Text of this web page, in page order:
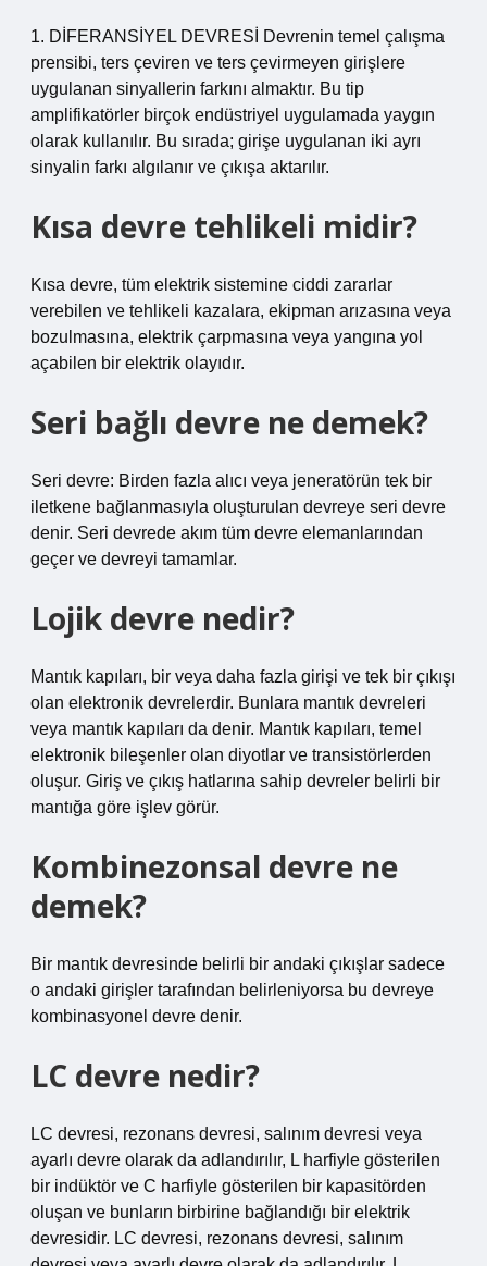
1. DİFERANSİYEL DEVRESİ Devrenin temel çalışma
prensibi, ters çeviren ve ters çevirmeyen girişlere
uygulanan sinyallerin farkını almaktır. Bu tip
amplifikatörler birçok endüstriyel uygulamada yaygın
olarak kullanılır. Bu sırada; girişe uygulanan iki ayrı
sinyalin farkı algılanır ve çıkışa aktarılır.
Kısa devre tehlikeli midir?
Kısa devre, tüm elektrik sistemine ciddi zararlar
verebilen ve tehlikeli kazalara, ekipman arızasına veya
bozulmasına, elektrik çarpmasına veya yangına yol
açabilen bir elektrik olayıdır.
Seri bağlı devre ne demek?
Seri devre: Birden fazla alıcı veya jeneratörün tek bir
iletkene bağlanmasıyla oluşturulan devreye seri devre
denir. Seri devrede akım tüm devre elemanlarından
geçer ve devreyi tamamlar.
Lojik devre nedir?
Mantık kapıları, bir veya daha fazla girişi ve tek bir çıkışı
olan elektronik devrelerdir. Bunlara mantık devreleri
veya mantık kapıları da denir. Mantık kapıları, temel
elektronik bileşenler olan diyotlar ve transistörlerden
oluşur. Giriş ve çıkış hatlarına sahip devreler belirli bir
mantığa göre işlev görür.
Kombinezonsal devre ne
demek?
Bir mantık devresinde belirli bir andaki çıkışlar sadece
o andaki girişler tarafından belirleniyorsa bu devreye
kombinasyonel devre denir.
LC devre nedir?
LC devresi, rezonans devresi, salınım devresi veya
ayarlı devre olarak da adlandırılır, L harfiyle gösterilen
bir indüktör ve C harfiyle gösterilen bir kapasitörden
oluşan ve bunların birbirine bağlandığı bir elektrik
devresidir. LC devresi, rezonans devresi, salınım